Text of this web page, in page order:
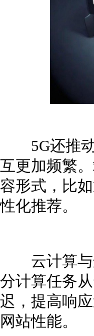
5G还推动
互更加频繁
容形式，比
性化推荐。
云计算与
分计算任务
迟，提高响
网站性能。